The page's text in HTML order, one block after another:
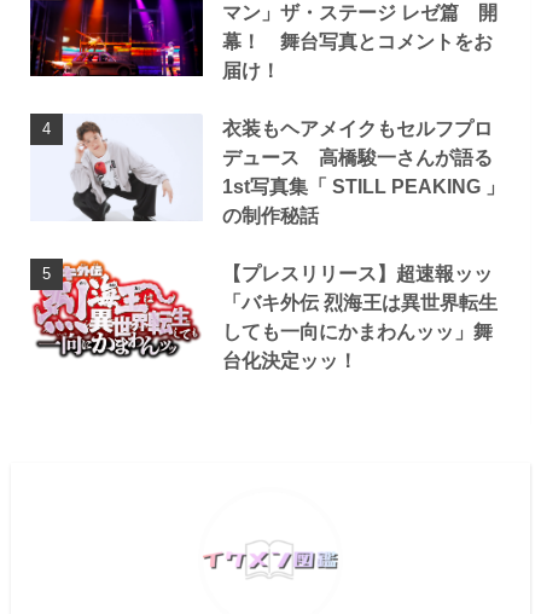
マン」ザ・ステージ レゼ篇 開
幕！ 舞台写真とコメントをお
届け！
衣装もヘアメイクもセルフプロ
デュース 高橋駿一さんが語る
1st写真集「 STILL PEAKING 」
の制作秘話
【プレスリリース】超速報ッッ
「バキ外伝 烈海王は異世界転生
しても一向にかまわんッッ」舞
台化決定ッッ！